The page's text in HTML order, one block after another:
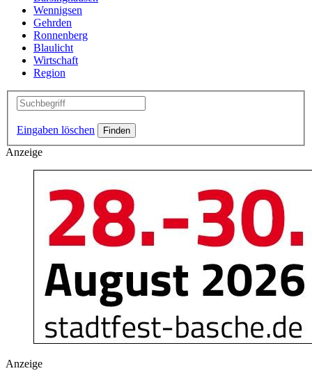
Wennigsen
Gehrden
Ronnenberg
Blaulicht
Wirtschaft
Region
Eingaben löschen
Anzeige
Anzeige